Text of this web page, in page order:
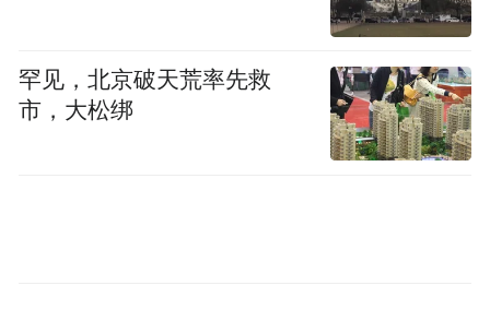
罕见，北京破天荒率先救
市，大松绑